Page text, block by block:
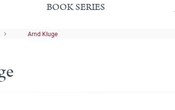
BOOK SERIES
Arnd Kluge